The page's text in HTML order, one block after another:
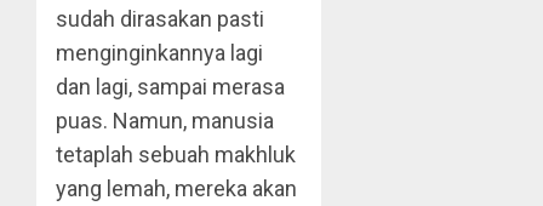
sudah dirasakan pasti
menginginkannya lagi
dan lagi, sampai merasa
puas. Namun, manusia
tetaplah sebuah makhluk
yang lemah, mereka akan